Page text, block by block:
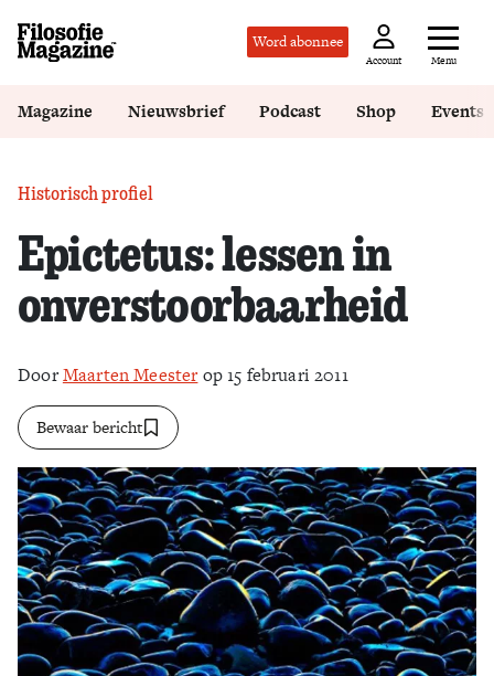
Word abonnee
Account Menu
Zoek
Magazine Nieuwsbrief Podcast Shop Events
Historisch profiel
Epictetus: lessen in
onverstoorbaarheid
DoorMaarten Meester op 15 februari 2011
Bewaar bericht